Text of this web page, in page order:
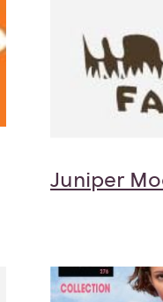
Juniper